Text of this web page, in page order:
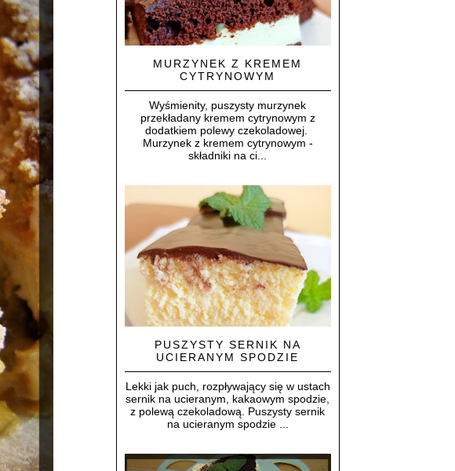
MURZYNEK Z KREMEM
CYTRYNOWYM
Wyśmienity, puszysty murzynek
przekładany kremem cytrynowym z
dodatkiem polewy czekoladowej.
Murzynek z kremem cytrynowym -
składniki na ci...
PUSZYSTY SERNIK NA
UCIERANYM SPODZIE
Lekki jak puch, rozpływający się w ustach
sernik na ucieranym, kakaowym spodzie,
z polewą czekoladową. Puszysty sernik
na ucieranym spodzie ...